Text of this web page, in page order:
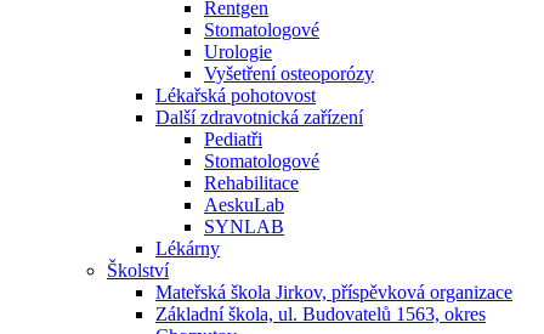
Rentgen
Stomatologové
Urologie
Vyšetření osteoporózy
Lékařská pohotovost
Další zdravotnická zařízení
Pediatři
Stomatologové
Rehabilitace
AeskuLab
SYNLAB
Lékárny
Školství
Mateřská škola Jirkov, příspěvková organizace
Základní škola, ul. Budovatelů 1563, okres